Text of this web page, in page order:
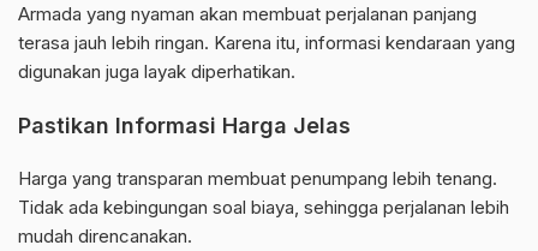
Armada yang nyaman akan membuat perjalanan panjang
terasa jauh lebih ringan. Karena itu, informasi kendaraan yang
digunakan juga layak diperhatikan.
Pastikan Informasi Harga Jelas
Harga yang transparan membuat penumpang lebih tenang.
Tidak ada kebingungan soal biaya, sehingga perjalanan lebih
mudah direncanakan.